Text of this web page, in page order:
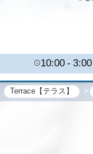
10:00 3:00
Terrace【テラス】